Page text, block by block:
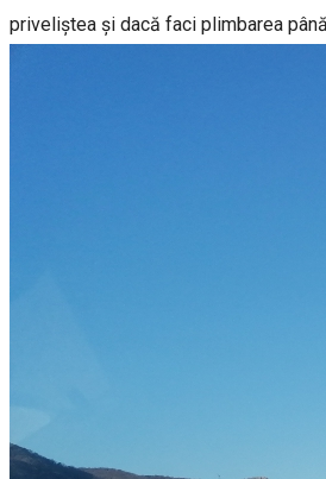
priveliștea și dacă faci plimbarea